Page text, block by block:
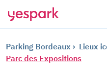
Parking Bordeaux
Lieux
Parc des Expositions